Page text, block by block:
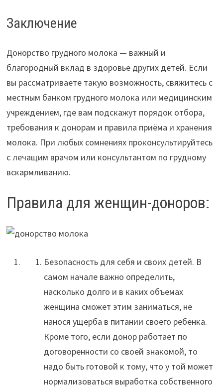
Заключение
Донорство грудного молока — важный и
благородный вклад в здоровье других детей. Если
вы рассматриваете такую возможность, свяжитесь с
местным банком грудного молока или медицинским
учреждением, где вам подскажут порядок отбора,
требования к донорам и правила приёма и хранения
молока. При любых сомнениях проконсультируйтесь
с лечащим врачом или консультантом по грудному
вскармливанию.
Правила для женщин-доноров:
Безопасность для себя и своих детей. В
самом начале важно определить,
насколько долго и в каких объемах
женщина сможет этим заниматься, не
нанося ущерба в питании своего ребенка.
Кроме того, если донор работает по
договоренности со своей знакомой, то
надо быть готовой к тому, что у той может
нормализоваться выработка собственного